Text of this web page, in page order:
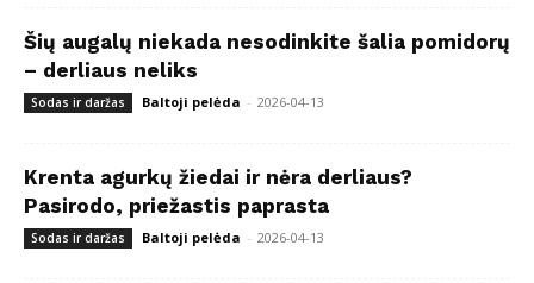
Šių augalų niekada nesodinkite šalia pomidorų
– derliaus neliks
Sodas ir daržas Baltoji pelėda - 2026-04-13
Krenta agurkų žiedai ir nėra derliaus?
Pasirodo, priežastis paprasta
Sodas ir daržas Baltoji pelėda - 2026-04-13